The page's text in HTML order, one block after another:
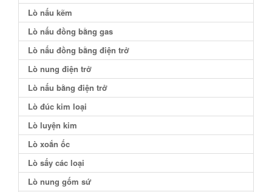
Lò nấu kẽm
Lò nấu đồng bằng gas
Lò nấu đồng bằng điện trở
Lò nung điện trở
Lò nấu bằng điện trở
Lò đúc kim loại
Lò luyện kim
Lò xoắn ốc
Lò sấy các loại
Lò nung gốm sứ